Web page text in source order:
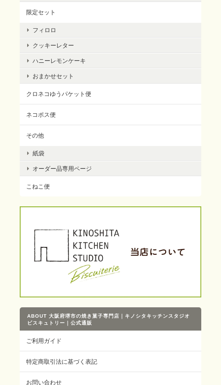
限定セット
フィロロ
クッキーレター
ハニーレモンケーキ
おまかせセット
クロネコゆうパケット便
ネコポス便
その他
紙袋
オーダー品専用ページ
こねこ便
ABOUT 大阪府堺市の焼き菓子専門店｜キノシタキッチンスタジオ
ビスキュトリー｜公式通販
ご利用ガイド
特定商取引法に基づく表記
お問い合わせ